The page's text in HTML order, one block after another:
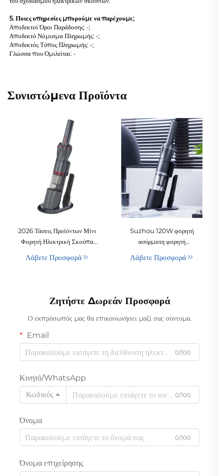
5. Ποιες υπηρεσίες μπορούμε να παρέχουμε;
Αποδεκτοί Όροι Παράδοσης: -;
Αποδεκτό Νόμισμα Πληρωμής: -;
Αποδεκτός Τύπος Πληρωμής: -;
Γλώσσα που Ομιλείται: -
Συνιστώμενα Προϊόντα
2026 Τάσεις Προϊόντων Μίνι
Φορητή Ηλεκτρική Σκούπα
USB/Ηλεκτρικού Φούρνου
Ζεστές Πωλήσεις
Λάβετε Προσφορά
Suzhou 120W φορητή
ασύρματη φορητή
σκούπα χωρίς σακούλα
Λάβετε Προσφορά
Ζητήστε Δωρεάν Προσφορά
Ο εκπρόσωπός μας θα επικοινωνήσει μαζί σας σύντομα.
Email
0/100
Κινητό/WhatsApp
Κωδικός
0/100
Όνομα
0/100
Όνομα επιχείρησης